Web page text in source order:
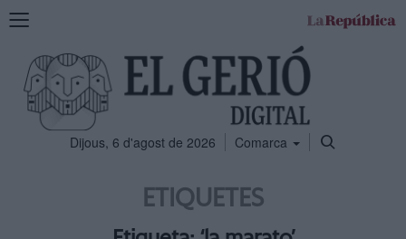
Mostra
navegació
Dijous, 6 d'agost de 2026 Comarca
ETIQUETES